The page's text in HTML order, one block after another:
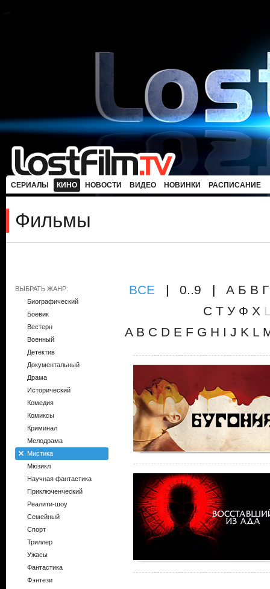
СЕРИАЛЫ КИНО НОВОСТИ ВИДЕО НОВИНКИ РАСПИСАНИЕ
Фильмы
ВЫБРАТЬ ЖАНР:
Биографический
Боевик
Вестерн
Военный
Детектив
Документальный
Драма
Исторический
Комедия
Комиксы
Криминал
Мелодрама
Мистика
Мюзикл
Научная фантастика
Приключенческий
Реалити-шоу
Семейный
Спорт
Триллер
Ужасы
Фантастика
Фэнтези
ВCE | 0..9 | А Б В Г
С Т У Ф Х
A B C D E F G H I J K L